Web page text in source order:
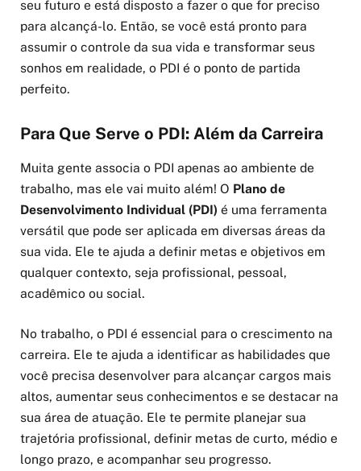
seu futuro e está disposto a fazer o que for preciso
para alcançá-lo. Então, se você está pronto para
assumir o controle da sua vida e transformar seus
sonhos em realidade, o PDI é o ponto de partida
perfeito.
Para Que Serve o PDI: Além da Carreira
Muita gente associa o PDI apenas ao ambiente de
trabalho, mas ele vai muito além! O Plano de
Desenvolvimento Individual (PDI) é uma ferramenta
versátil que pode ser aplicada em diversas áreas da
sua vida. Ele te ajuda a definir metas e objetivos em
qualquer contexto, seja profissional, pessoal,
acadêmico ou social.
No trabalho, o PDI é essencial para o crescimento na
carreira. Ele te ajuda a identificar as habilidades que
você precisa desenvolver para alcançar cargos mais
altos, aumentar seus conhecimentos e se destacar na
sua área de atuação. Ele te permite planejar sua
trajetória profissional, definir metas de curto, médio e
longo prazo, e acompanhar seu progresso.